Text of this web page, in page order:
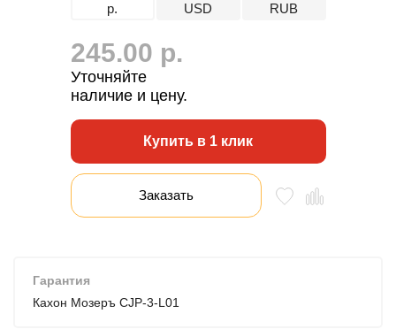
р. USD RUB
245.00 р.
Уточняйте
наличие и цену.
Купить в 1 клик
Заказать
Гарантия
Кахон Мозеръ CJP-3-L01